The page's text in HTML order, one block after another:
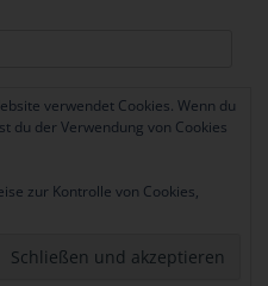
von WordPress
verwendet Cookies. Wenn du
du der Verwendung von Cookies
zur Kontrolle von Cookies,